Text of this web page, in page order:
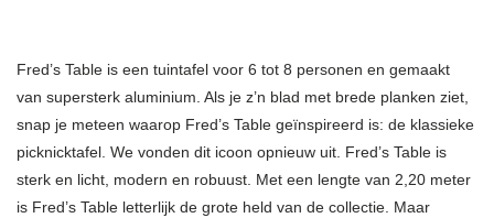
Fred’s Table is een tuintafel voor 6 tot 8 personen en gemaakt
van supersterk aluminium. Als je z’n blad met brede planken ziet,
snap je meteen waarop Fred’s Table geïnspireerd is: de klassieke
picknicktafel. We vonden dit icoon opnieuw uit. Fred’s Table is
sterk en licht, modern en robuust. Met een lengte van 2,20 meter
is Fred’s Table letterlijk de grote held van de collectie. Maar